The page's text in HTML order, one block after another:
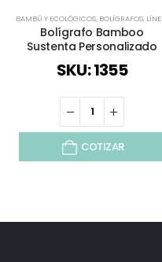
BAMBÚ Y ECOLÓGICOS, BOLÍGRAFOS, LÍNEA BAMBÚ
Bolígrafo Bamboo
Sustenta Personalizado
SKU: 1355
COTIZAR